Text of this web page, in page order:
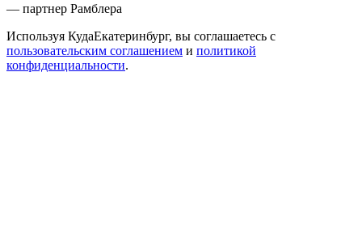
— партнер Рамблера
Используя КудаЕкатеринбург, вы соглашаетесь с
пользовательским соглашением и политикой
конфиденциальности.